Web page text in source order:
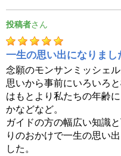
投稿者
一生の思い出になりまし
念願のモンサンミッシェ
思いから事前にいろいろ
はもとより私たちの年齢
かなどなど。
ガイドの方の幅広い知識
りのおかけで一生の思い
した。